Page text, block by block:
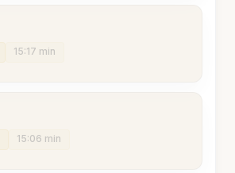
15:17 min
15:06 min